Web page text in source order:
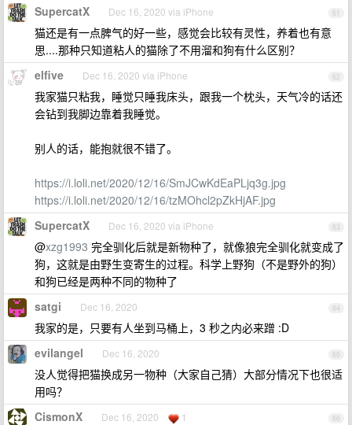
61
SupercatX Dec 16, 2020 via iPhone
猫还是有一点脾气的好一些，感觉会比较有灵性，养着也有意
思....那种只知道粘人的猫除了不用溜和狗有什么区别？
62
elfive Dec 16, 2020 via iPhone
我家猫只粘我，睡觉只睡我床头，跟我一个枕头，天气冷的话还
会钻到我脚边靠着我睡觉。
别人的话，能抱就很不错了。
https://i.loli.net/2020/12/16/SmJCwKdEaPLjq3g.jpg
https://i.loli.net/2020/12/16/tzMOhcl2pZkHjAF.jpg
63
SupercatX Dec 16, 2020 via iPhone
@xzg1993 完全驯化后就是新物种了，就像狼完全驯化就变成了
狗，这就是由野生变寄生的过程。科学上野狗（不是野外的狗）
和狗已经是两种不同的物种了
64
satgi Dec 16, 2020
我家的是，只要有人坐到马桶上，3 秒之内必来蹭 :D
65
evilangel Dec 16, 2020
没人觉得把猫换成另一物种（大家自己猜）大部分情况下也很适
用吗？
66
CismonX Dec 16, 2020 1